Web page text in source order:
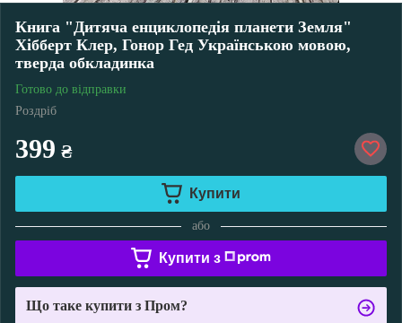
Книга "Дитяча енциклопедія планети Земля"
Хібберт Клер, Гонор Гед Українською мовою,
тверда обкладинка
Готово до відправки
Роздріб
399 ₴
Купити
або
Купити з
Що таке купити з Пром?